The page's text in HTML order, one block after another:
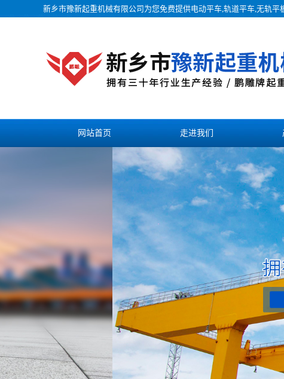
新乡市豫新起重机械有限公司为您免费提供电动平车,轨道平车,无轨平
网站首页 走进我们